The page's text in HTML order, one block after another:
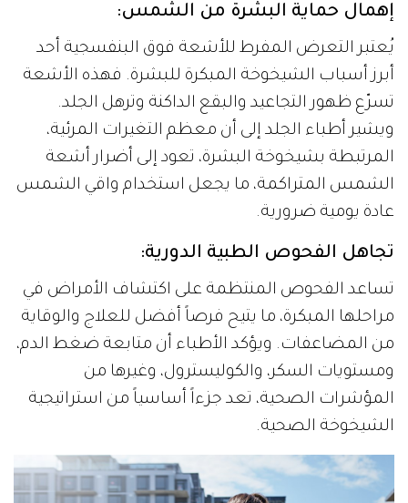
إهمال حماية البشرة من الشمس:
يُعتبر التعرض المفرط للأشعة فوق البنفسجية أحد
أبرز أسباب الشيخوخة المبكرة للبشرة. فهذه الأشعة
تسرّع ظهور التجاعيد والبقع الداكنة وترهل الجلد.
ويشير أطباء الجلد إلى أن معظم التغيرات المرئية،
المرتبطة بشيخوخة البشرة، تعود إلى أضرار أشعة
الشمس المتراكمة، ما يجعل استخدام واقي الشمس
عادة يومية ضرورية.
تجاهل الفحوص الطبية الدورية:
تساعد الفحوص المنتظمة على اكتشاف الأمراض في
مراحلها المبكرة، ما يتيح فرصاً أفضل للعلاج والوقاية
من المضاعفات. ويؤكد الأطباء أن متابعة ضغط الدم،
ومستويات السكر، والكوليسترول، وغيرها من
المؤشرات الصحية، تعد جزءاً أساسياً من استراتيجية
الشيخوخة الصحية.